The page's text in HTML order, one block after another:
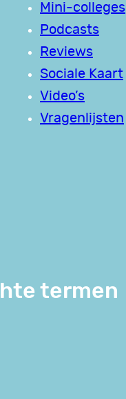
Mini-colleges
Podcasts
Reviews
Sociale Kaart
Video’s
Vragenlijsten
termen